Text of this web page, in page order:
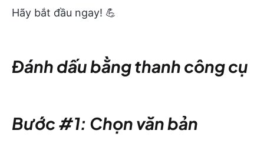
Hãy bắt đầu ngay! 💪
Đánh dấu bằng thanh công cụ
Bước #1: Chọn văn bản